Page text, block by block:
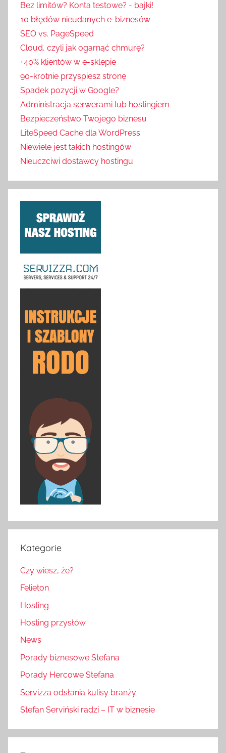
Bez limitów? Konta testowe? - bajki!
10 błędów nieudanych e-biznesów
SEO vs. PageSpeed
Cloud, czyli jak ogarnąć chmurę?
+40% klientów w e-sklepie
90-krotnie przyspiesz stronę
Spadek pozycji w Google?
Administracja serwerami lub hostingiem
Bezpieczeństwo Twojego biznesu
LiteSpeed Cache dla WordPress
Niewiele jest takich hostingów
Nieuczciwi dostawcy hostingu
Kategorie
Czy wiesz, że?
Felieton
Hosting
Hosting przysłów
News
Porady biznesowe Stefana
Porady Hercowe Stefana
Servizza odsłania kulisy branży
Stefan Serviński radzi – IT w biznesie